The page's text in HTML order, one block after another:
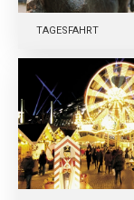
TAGESFAHRT